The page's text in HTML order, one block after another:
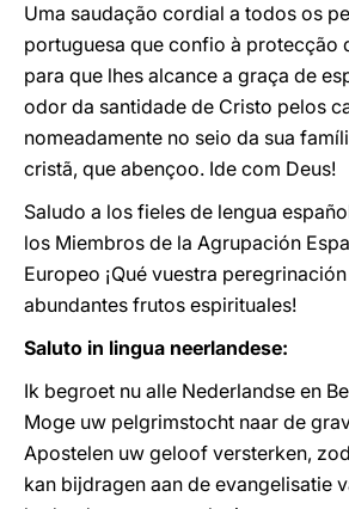
Uma saudação cordial a todos os
portuguesa que confio à protecção
para que lhes alcance a graça de
odor da santidade de Cristo pelos
nomeadamente no seio da sua
cristã, que abençoo. Ide com Deus!
Saludo a los fieles de lengua
los Miembros de la Agrupación
Europeo ¡Qué vuestra
abundantes frutos espirituales!
Saluto in lingua neerlandese:
Ik begroet nu alle Nederlandse en
Moge uw pelgrimstocht naar de
Apostelen uw geloof versterken,
kan bijdragen aan de evangelisatie